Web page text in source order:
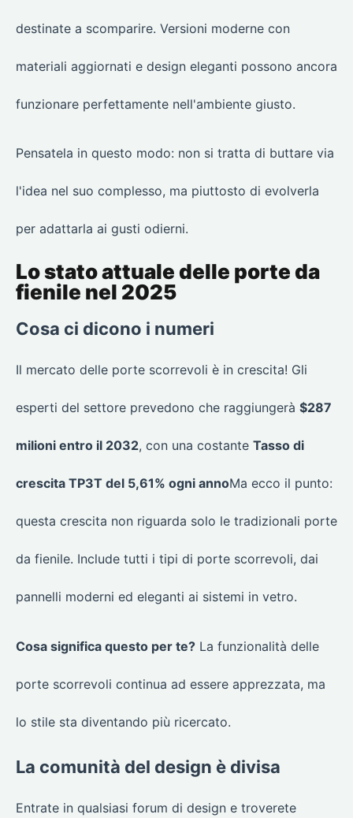
destinate a scomparire. Versioni moderne con
materiali aggiornati e design eleganti possono ancora
funzionare perfettamente nell'ambiente giusto.
Pensatela in questo modo: non si tratta di buttare via
l'idea nel suo complesso, ma piuttosto di evolverla
per adattarla ai gusti odierni.
Lo stato attuale delle porte da
fienile nel 2025
Cosa ci dicono i numeri
Il mercato delle porte scorrevoli è in crescita! Gli
esperti del settore prevedono che raggiungerà $287
milioni entro il 2032, con una costante Tasso di
crescita TP3T del 5,61% ogni annoMa ecco il punto:
questa crescita non riguarda solo le tradizionali porte
da fienile. Include tutti i tipi di porte scorrevoli, dai
pannelli moderni ed eleganti ai sistemi in vetro.
Cosa significa questo per te? La funzionalità delle
porte scorrevoli continua ad essere apprezzata, ma
lo stile sta diventando più ricercato.
La comunità del design è divisa
Entrate in qualsiasi forum di design e troverete